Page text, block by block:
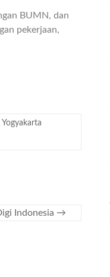
BUMN, dan
pekerjaan,
Yogyakarta
Indonesia →